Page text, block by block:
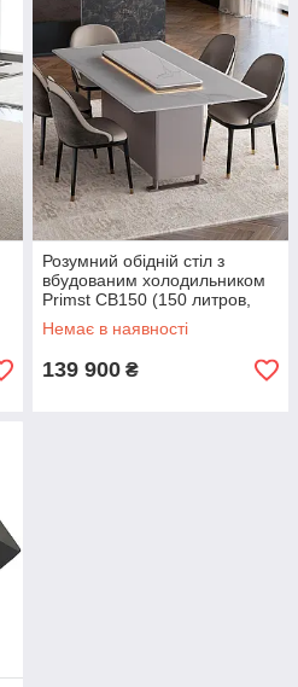
Розумний обідній стіл з
вбудованим холодильником
Primst CB150 (150 литров,
Білий)
Немає в наявності
139 900 ₴